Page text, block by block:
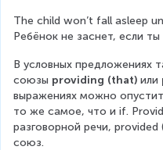
The child won’t fall asleep
Ребёнок не заснет, если
В условных предложениях
союзы providing (that) или
выражениях можно
то же самое, что и if.
разговорной речи,
союз.